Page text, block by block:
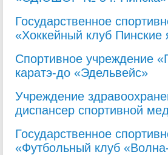
Государственное
«Хоккейный клуб Пинские
Спортивное учреждение
каратэ-до «Эдельвейс»
Учреждение
диспансер спортивной
Государственное
«Футбольный клуб